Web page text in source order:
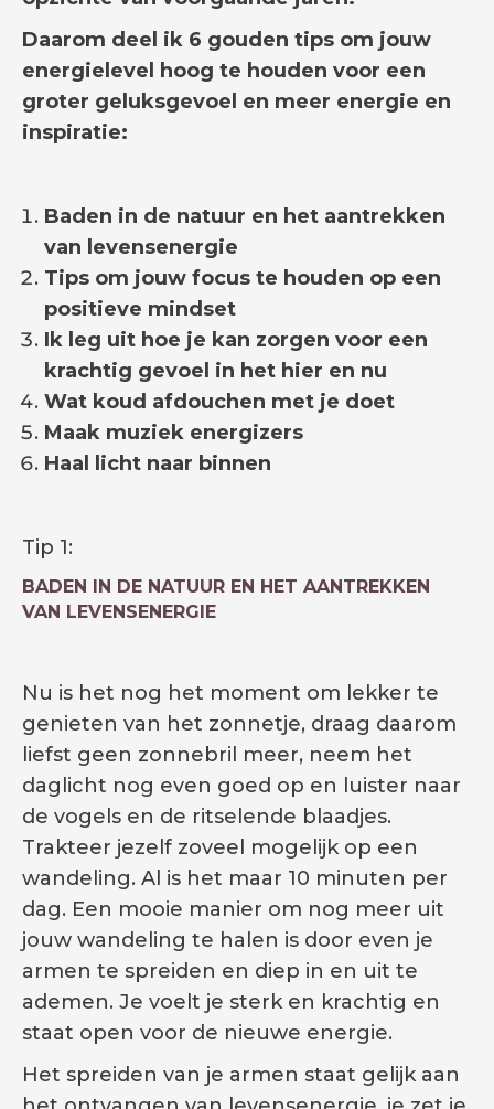
Daarom deel ik 6 gouden tips om jouw
energielevel hoog te houden voor een
groter geluksgevoel en meer energie en
inspiratie:
Baden in de natuur en het aantrekken
van levensenergie
Tips om jouw focus te houden op een
positieve mindset
Ik leg uit hoe je kan zorgen voor een
krachtig gevoel in het hier en nu
Wat koud afdouchen met je doet
Maak muziek energizers
Haal licht naar binnen
Tip 1:
BADEN IN DE NATUUR EN HET AANTREKKEN
VAN LEVENSENERGIE
Nu is het nog het moment om lekker te
genieten van het zonnetje, draag daarom
liefst geen zonnebril meer, neem het
daglicht nog even goed op en luister naar
de vogels en de ritselende blaadjes.
Trakteer jezelf zoveel mogelijk op een
wandeling. Al is het maar 10 minuten per
dag. Een mooie manier om nog meer uit
jouw wandeling te halen is door even je
armen te spreiden en diep in en uit te
ademen. Je voelt je sterk en krachtig en
staat open voor de nieuwe energie.
Het spreiden van je armen staat gelijk aan